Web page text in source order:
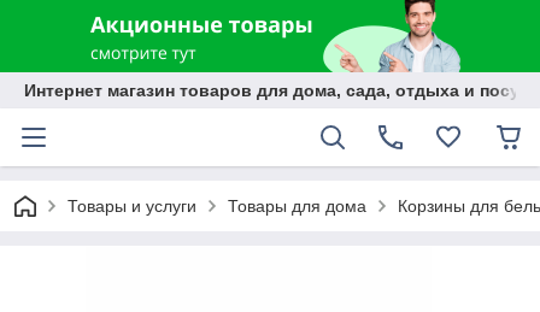
Интернет магазин товаров для дома, сада, отдыха и
Товары и услуги Товары для дома Корзины для